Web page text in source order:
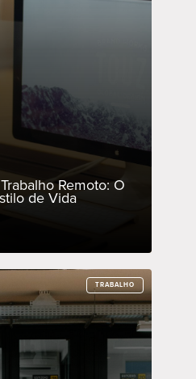
Remoto: O
de Vida
TRABALHO
TRABALHO